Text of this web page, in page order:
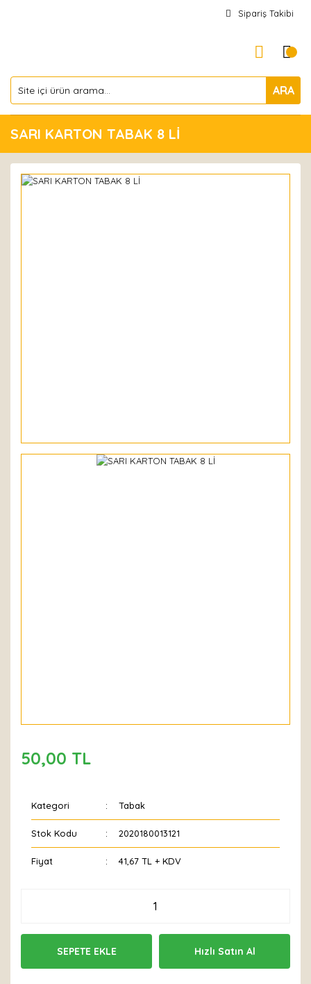
Sipariş Takibi
ARA
SARI KARTON TABAK 8 Lİ
50,00 TL
Kategori Tabak
Stok Kodu 2020180013121
Fiyat 41,67 TL + KDV
SEPETE EKLE Hızlı Satın Al